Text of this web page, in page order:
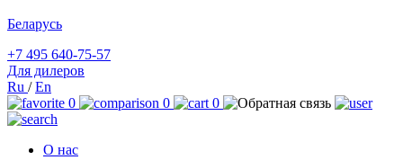
Беларусь
+7 495 640-75-57
Для дилеров
Ru /En
0
0 0
О нас